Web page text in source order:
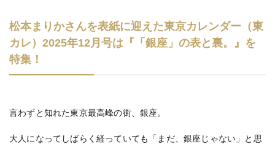
松本まりかさんを表紙に迎えた東京カレンダー（東
カレ）2025年12月号は『「銀座」の表と裏。』を
特集！
言わずと知れた東京最高峰の街、銀座。
大人になってしばらく経っていても「まだ、銀座じゃない」と思